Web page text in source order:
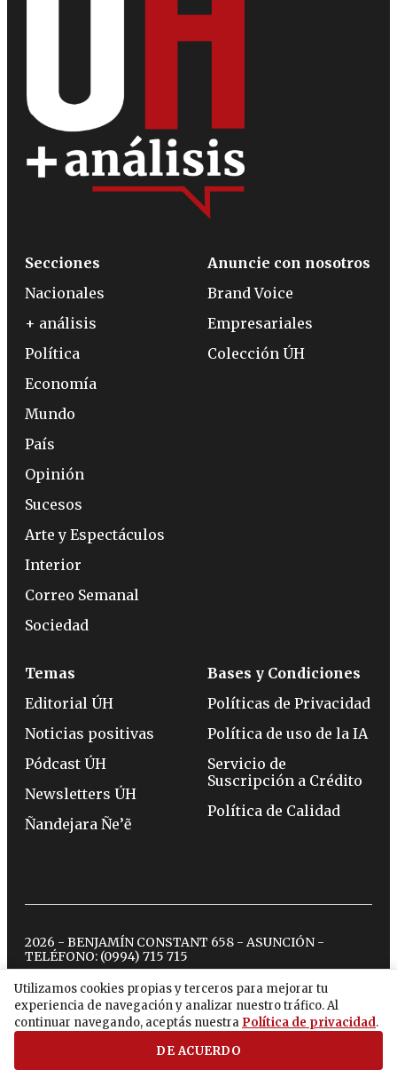
Utilizamos cookies propias y terceros para mejorar tu
experiencia de navegación y analizar nuestro tráfico. Al
continuar navegando, aceptás nuestra Política de privacidad.
DE ACUERDO
Secciones
Nacionales
+ análisis
Política
Economía
Mundo
País
Opinión
Sucesos
Arte y Espectáculos
Interior
Correo Semanal
Sociedad
Anuncie con nosotros
Brand Voice
Empresariales
Colección ÚH
Temas
Editorial ÚH
Noticias positivas
Pódcast ÚH
Newsletters ÚH
Ñandejara Ñe’ẽ
Bases y Condiciones
Políticas de Privacidad
Política de uso de la IA
Servicio de
Suscripción a Crédito
Política de Calidad
2026 - BENJAMÍN CONSTANT 658 - ASUNCIÓN -
TELÉFONO: (0994) 715 715
twitterinstagram
facebook
tiktokyoutubespotify